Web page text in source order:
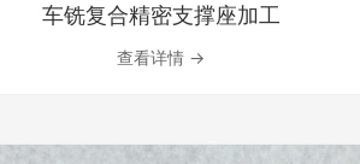
车铣复合精密支撑座加工
查看详情 →